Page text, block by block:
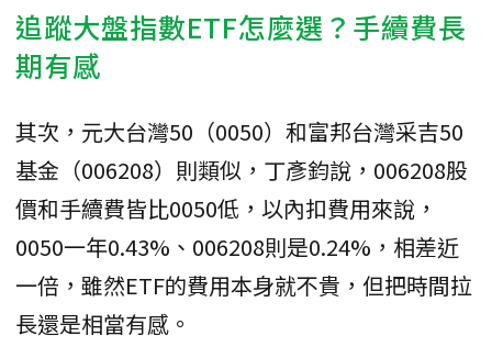
追蹤大盤指數ETF怎麼選？手續費長
期有感
其次，元大台灣50（0050）和富邦台灣采吉50
基金（006208）則類似，丁彥鈞說，006208股
價和手續費皆比0050低，以內扣費用來說，
0050一年0.43%、006208則是0.24%，相差近
一倍，雖然ETF的費用本身就不貴，但把時間拉
長還是相當有感。